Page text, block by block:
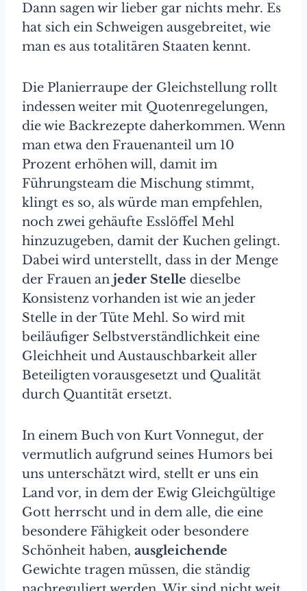
Dann sagen wir lieber gar nichts mehr. Es
hat sich ein Schweigen ausgebreitet, wie
man es aus totalitären Staaten kennt.
Die Planierraupe der Gleichstellung rollt
indessen weiter mit Quotenregelungen,
die wie Backrezepte daherkommen. Wenn
man etwa den Frauenanteil um 10
Prozent erhöhen will, damit im
Führungsteam die Mischung stimmt,
klingt es so, als würde man empfehlen,
noch zwei gehäufte Esslöffel Mehl
hinzuzugeben, damit der Kuchen gelingt.
Dabei wird unterstellt, dass in der Menge
der Frauen an jeder Stelle dieselbe
Konsistenz vorhanden ist wie an jeder
Stelle in der Tüte Mehl. So wird mit
beiläufiger Selbstverständlichkeit eine
Gleichheit und Austauschbarkeit aller
Beteiligten vorausgesetzt und Qualität
durch Quantität ersetzt.
In einem Buch von Kurt Vonnegut, der
vermutlich aufgrund seines Humors bei
uns unterschätzt wird, stellt er uns ein
Land vor, in dem der Ewig Gleichgültige
Gott herrscht und in dem alle, die eine
besondere Fähigkeit oder besondere
Schönheit haben, ausgleichende
Gewichte tragen müssen, die ständig